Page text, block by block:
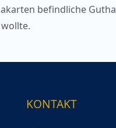
befindliche
KONTAKT